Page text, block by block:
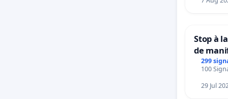
Stop à
de
299
100
29 Jul